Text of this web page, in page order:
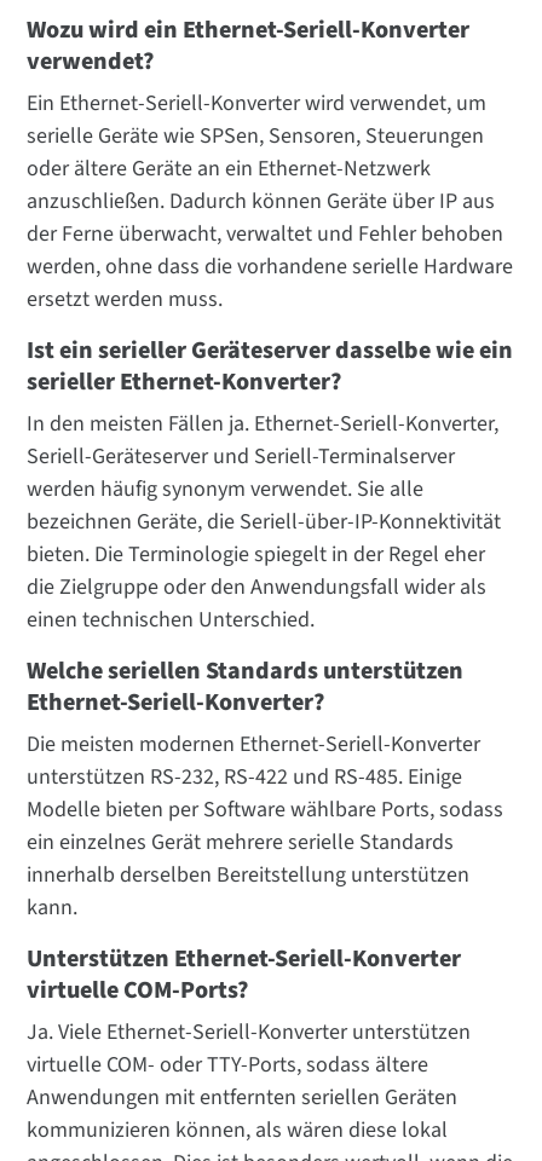
Wozu wird ein Ethernet-Seriell-Konverter
verwendet?
Ein Ethernet-Seriell-Konverter wird verwendet, um
serielle Geräte wie SPSen, Sensoren, Steuerungen
oder ältere Geräte an ein Ethernet-Netzwerk
anzuschließen. Dadurch können Geräte über IP aus
der Ferne überwacht, verwaltet und Fehler behoben
werden, ohne dass die vorhandene serielle Hardware
ersetzt werden muss.
Ist ein serieller Geräteserver dasselbe wie ein
serieller Ethernet-Konverter?
In den meisten Fällen ja. Ethernet-Seriell-Konverter,
Seriell-Geräteserver und Seriell-Terminalserver
werden häufig synonym verwendet. Sie alle
bezeichnen Geräte, die Seriell-über-IP-Konnektivität
bieten. Die Terminologie spiegelt in der Regel eher
die Zielgruppe oder den Anwendungsfall wider als
einen technischen Unterschied.
Welche seriellen Standards unterstützen
Ethernet-Seriell-Konverter?
Die meisten modernen Ethernet-Seriell-Konverter
unterstützen RS-232, RS-422 und RS-485. Einige
Modelle bieten per Software wählbare Ports, sodass
ein einzelnes Gerät mehrere serielle Standards
innerhalb derselben Bereitstellung unterstützen
kann.
Unterstützen Ethernet-Seriell-Konverter
virtuelle COM-Ports?
Ja. Viele Ethernet-Seriell-Konverter unterstützen
virtuelle COM- oder TTY-Ports, sodass ältere
Anwendungen mit entfernten seriellen Geräten
kommunizieren können, als wären diese lokal